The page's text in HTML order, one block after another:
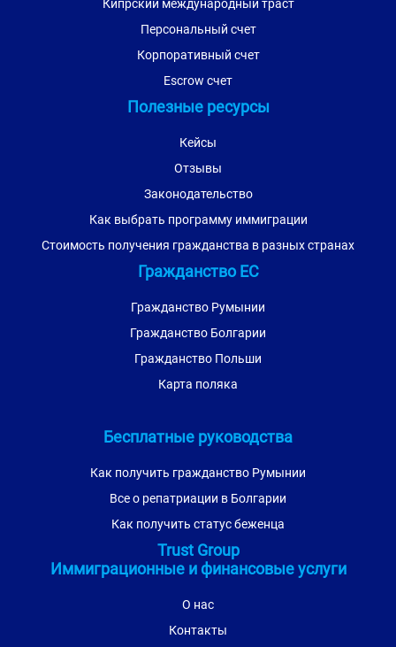
Кипрский международный траст
Персональный счет
Корпоративный счет
Escrow счет
Полезные ресурсы
Кейсы
Отзывы
Законодательство
Как выбрать программу иммиграции
Стоимость получения гражданства в разных странах
Гражданство ЕС
Гражданство Румынии
Гражданство Болгарии
Гражданство Польши
Карта поляка
Бесплатные руководства
Как получить гражданство Румынии
Все о репатриации в Болгарии
Как получить статус беженца
Trust Group
Иммиграционные и финансовые услуги
О нас
Контакты